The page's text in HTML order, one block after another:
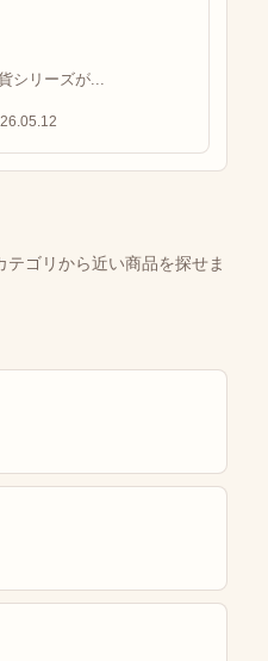
シリーズが...
ゴリから近い商品を探せま